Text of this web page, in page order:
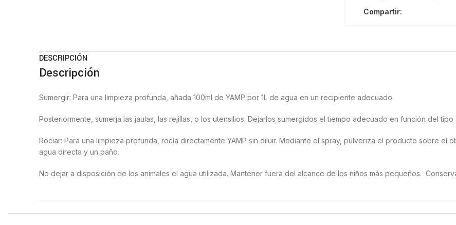
Compartir:
DESCRIPCIÓN
Descripción
Sumergir: Para una limpieza profunda, añada 100ml de YAMP por 1L de agua en un recipiente adecuado.
Posteriormente, sumerja las jaulas, las rejillas, o los utensilios. Dejarlos sumergidos el tiempo adecuado en función del
Rociar: Para una limpieza profunda, rocía directamente YAMP sin diluir. Mediante el spray, pulveriza el producto sobre el
agua directa y un paño.
No dejar a disposición de los animales el agua utilizada. Mantener fuera del alcance de los niños más pequeños.